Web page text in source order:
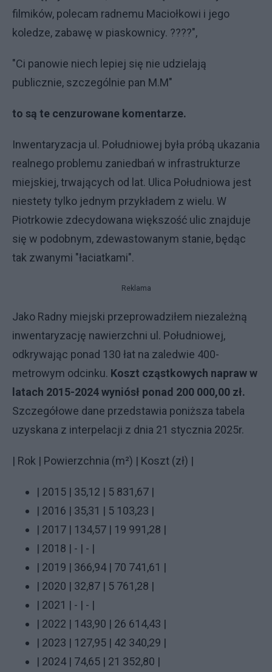
filmików, polecam radnemu Maciołkowi i jego
koledze, zabawę w piaskownicy. ????",
"Ci panowie niech lepiej się nie udzielają
publicznie, szczególnie pan M.M"
to są te cenzurowane komentarze.
Inwentaryzacja ul. Południowej była próbą ukazania
realnego problemu zaniedbań w infrastrukturze
miejskiej, trwających od lat. Ulica Południowa jest
niestety tylko jednym przykładem z wielu. W
Piotrkowie zdecydowana większość ulic znajduje
się w podobnym, zdewastowanym stanie, będąc
tak zwanymi "łaciatkami".
Reklama
Jako Radny miejski przeprowadziłem niezależną
inwentaryzację nawierzchni ul. Południowej,
odkrywając ponad 130 łat na zaledwie 400-
metrowym odcinku. Koszt cząstkowych napraw w
latach 2015-2024 wyniósł ponad 200 000,00 zł.
Szczegółowe dane przedstawia poniższa tabela
uzyskana z interpelacji z dnia 21 stycznia 2025r.
| Rok | Powierzchnia (m²) | Koszt (zł) |
| 2015 | 35,12 | 5 831,67 |
| 2016 | 35,31 | 5 103,23 |
| 2017 | 134,57 | 19 991,28 |
| 2018 | - | - |
| 2019 | 366,94 | 70 741,61 |
| 2020 | 32,87 | 5 761,28 |
| 2021 | - | - |
| 2022 | 143,90 | 26 614,43 |
| 2023 | 127,95 | 42 340,29 |
| 2024 | 74,65 | 21 352,80 |